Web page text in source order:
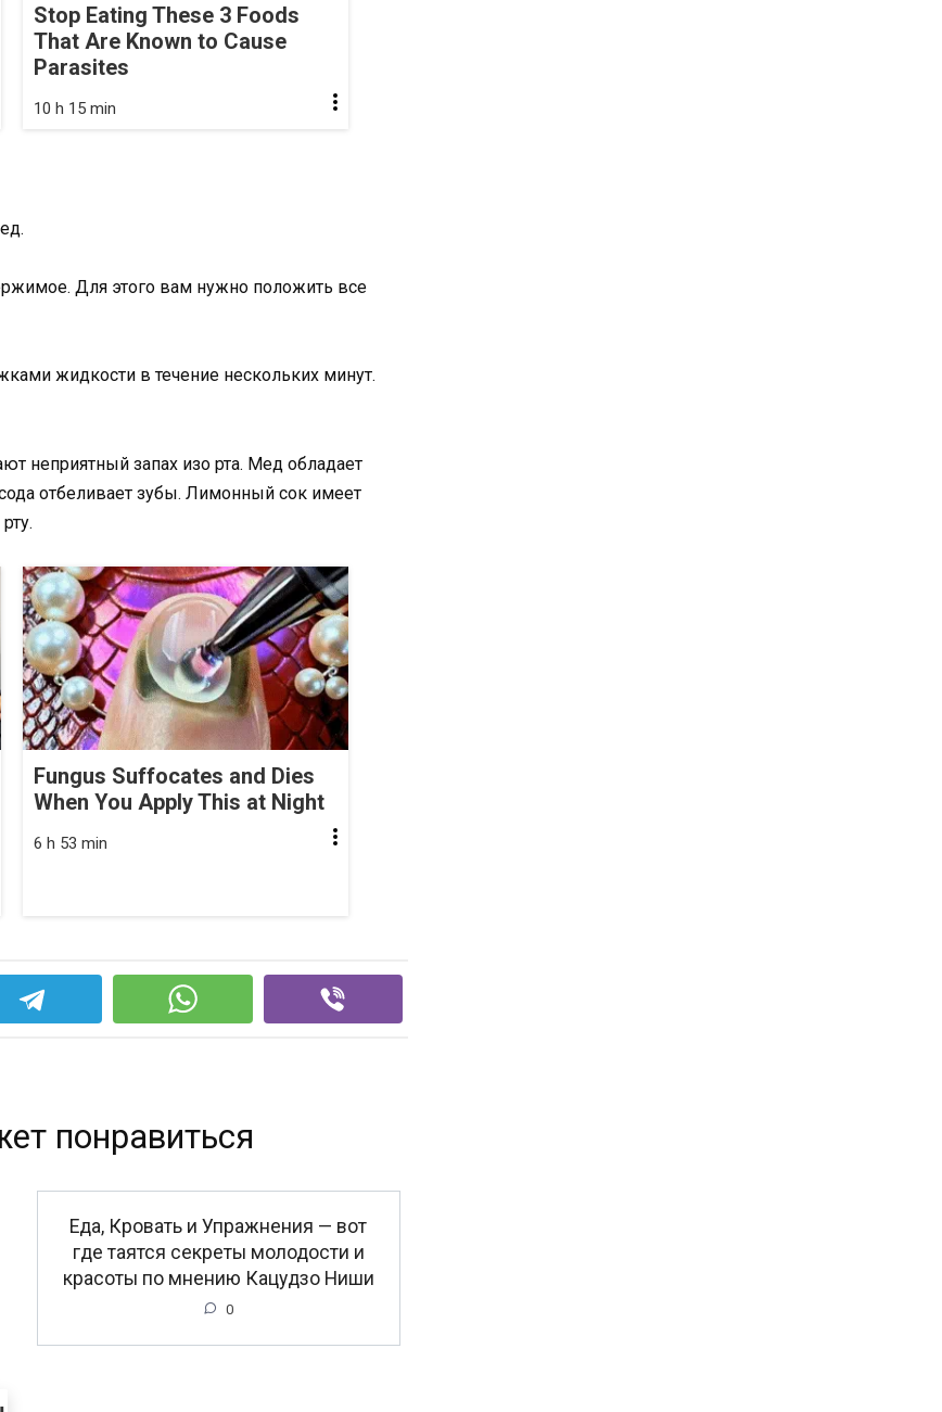
Stop Eating These 3 Foods
That Are Known to Cause
Parasites
10 h 15 min
Для этого вам нужно положить все
жидкости в течение нескольких минут.
неприятный запах изо рта. Мед обладает
отбеливает зубы. Лимонный сок имеет
Fungus Suffocates and Dies
When You Apply This at Night
6 h 53 min
понравиться
Еда, Кровать и Упражнения — вот
где таятся секреты молодости и
красоты по мнению Кацудзо Ниши
0